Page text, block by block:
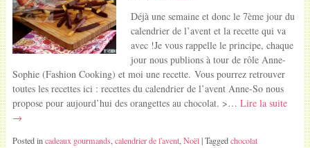
Déjà une semaine et donc le 7ème jour du
calendrier de l’avent et la recette qui va
avec !Je vous rappelle le principe, chaque
jour nous publions à tour de rôle Anne-
Sophie (Fashion Cooking) et moi une recette. Vous pourrez retrouver
toutes les recettes ici : recettes du calendrier de l’avent Anne-So nous
propose pour aujourd’hui des orangettes au chocolat. >… Lire la suite
→
Posted incadeaux gourmands, calendrier de l'avent, Noël | Taggedchocolat